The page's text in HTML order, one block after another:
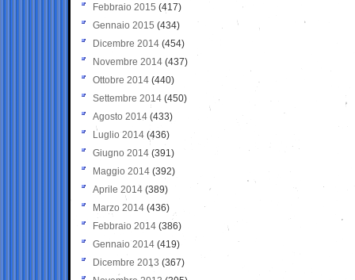
Febbraio 2015 (417)
Gennaio 2015 (434)
Dicembre 2014 (454)
Novembre 2014 (437)
Ottobre 2014 (440)
Settembre 2014 (450)
Agosto 2014 (433)
Luglio 2014 (436)
Giugno 2014 (391)
Maggio 2014 (392)
Aprile 2014 (389)
Marzo 2014 (436)
Febbraio 2014 (386)
Gennaio 2014 (419)
Dicembre 2013 (367)